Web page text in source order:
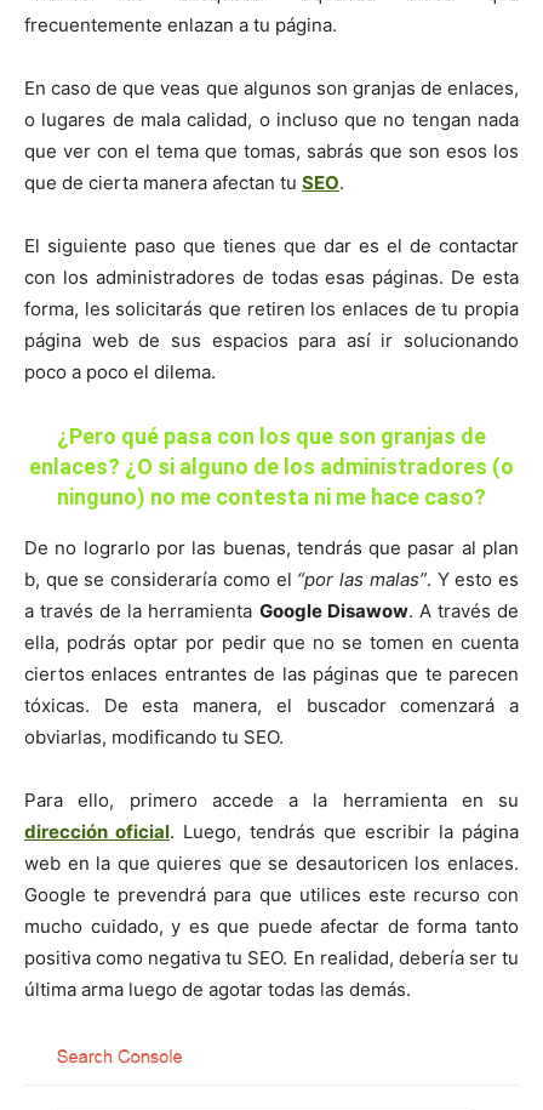
frecuentemente enlazan a tu página.
En caso de que veas que algunos son granjas de enlaces,
o lugares de mala calidad, o incluso que no tengan nada
que ver con el tema que tomas, sabrás que son esos los
que de cierta manera afectan tu SEO.
El siguiente paso que tienes que dar es el de contactar
con los administradores de todas esas páginas. De esta
forma, les solicitarás que retiren los enlaces de tu propia
página web de sus espacios para así ir solucionando
poco a poco el dilema.
¿Pero qué pasa con los que son granjas de
enlaces? ¿O si alguno de los administradores (o
ninguno) no me contesta ni me hace caso?
De no lograrlo por las buenas, tendrás que pasar al plan
b, que se consideraría como el “por las malas”. Y esto es
a través de la herramienta Google Disawow. A través de
ella, podrás optar por pedir que no se tomen en cuenta
ciertos enlaces entrantes de las páginas que te parecen
tóxicas. De esta manera, el buscador comenzará a
obviarlas, modificando tu SEO.
Para ello, primero accede a la herramienta en su
dirección oficial. Luego, tendrás que escribir la página
web en la que quieres que se desautoricen los enlaces.
Google te prevendrá para que utilices este recurso con
mucho cuidado, y es que puede afectar de forma tanto
positiva como negativa tu SEO. En realidad, debería ser tu
última arma luego de agotar todas las demás.